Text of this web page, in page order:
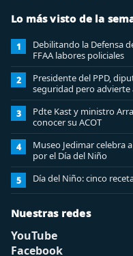
Lo más visto de la
1
Debilitando la Defensa
FFAA labores policiales
2
Presidente del PPD,
seguridad pero advierte
bancario
3
Pdte Kast y ministro
conocer su ACOT
4
Museo Jedimar celebra
por el Día del Niño
5 Día del Niño: cinco
Nuestras redes
YouTube
Facebook